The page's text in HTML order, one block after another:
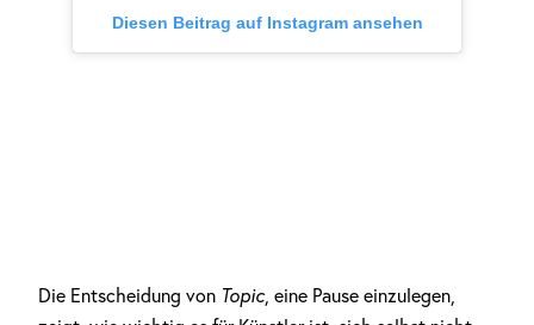
Diesen Beitrag auf Instagram ansehen
Die Entscheidung von Topic, eine Pause einzulegen,